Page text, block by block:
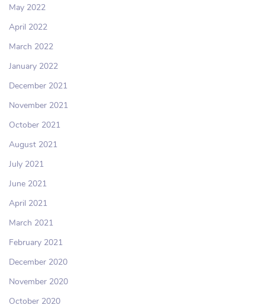
May 2022
April 2022
March 2022
January 2022
December 2021
November 2021
October 2021
August 2021
July 2021
June 2021
April 2021
March 2021
February 2021
December 2020
November 2020
October 2020